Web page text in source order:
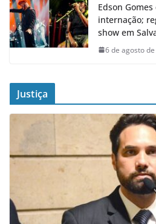
Edson
internação;
show em
6 de agosto
Justiça